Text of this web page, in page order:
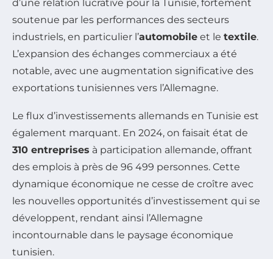
d’une relation lucrative pour la Tunisie, fortement
soutenue par les performances des secteurs
industriels, en particulier l’automobile et le textile.
L’expansion des échanges commerciaux a été
notable, avec une augmentation significative des
exportations tunisiennes vers l’Allemagne.
Le flux d’investissements allemands en Tunisie est
également marquant. En 2024, on faisait état de
310 entreprises à participation allemande, offrant
des emplois à près de 96 499 personnes. Cette
dynamique économique ne cesse de croître avec
les nouvelles opportunités d’investissement qui se
développent, rendant ainsi l’Allemagne
incontournable dans le paysage économique
tunisien.